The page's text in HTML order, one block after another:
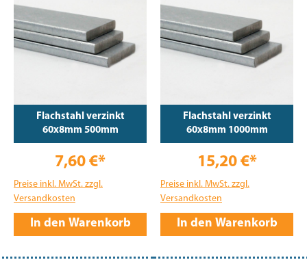
Flachstahl verzinkt
60x8mm 500mm
7,60 €*
Preise inkl. MwSt. zzgl.
Versandkosten
In den Warenkorb
Flachstahl verzinkt
60x8mm 1000mm
15,20 €*
Preise inkl. MwSt. zzgl.
Versandkosten
In den Warenkorb